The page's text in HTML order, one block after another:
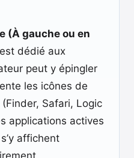
(À gauche ou en
dédié aux
peut y épingler
les icônes de
Safari, Logic
applications actives
affichent